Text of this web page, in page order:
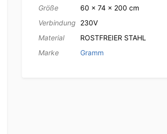
Größe
60 × 74 × 200 cm
Verbindung
230V
Material
ROSTFREIER STAHL
Marke
Gramm